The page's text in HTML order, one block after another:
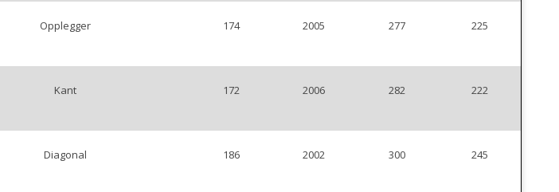
Opplegger 174 2005 277 225
Kant 172 2006 282 222
Diagonal 186 2002 300 245